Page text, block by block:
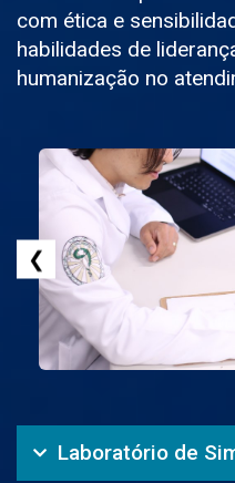
com ética e
habilidades de
humanização no
❮
Laboratório de